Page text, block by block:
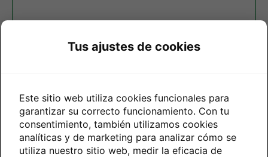
He leído y acepto la política de privacidad
Tus ajustes de cookies
Este sitio web utiliza cookies funcionales para
garantizar su correcto funcionamiento. Con tu
consentimiento, también utilizamos cookies
analíticas y de marketing para analizar cómo se
utiliza nuestro sitio web, medir la eficacia de